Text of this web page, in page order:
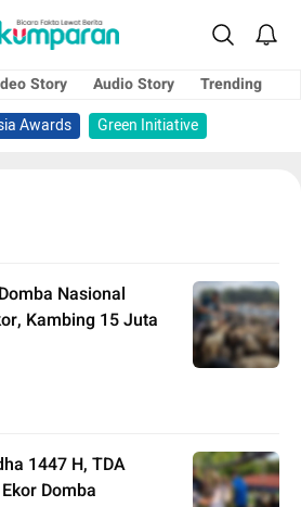
Story Audio Story
Trending
Awards
Green Initiative
Nasional
Kambing 15 Juta
1447 H, TDA
Domba